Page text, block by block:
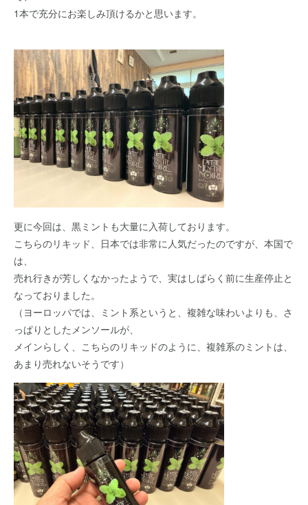
1本で充分にお楽しみ頂けるかと思います。
更に今回は、黒ミントも大量に入荷しております。
こちらのリキッド、日本では非常に人気だったのですが、本国で
は、
売れ行きが芳しくなかったようで、実はしばらく前に生産停止と
なっておりました。
（ヨーロッパでは、ミント系というと、複雑な味わいよりも、さ
っぱりとしたメンソールが、
メインらしく、こちらのリキッドのように、複雑系のミントは、
あまり売れないそうです）